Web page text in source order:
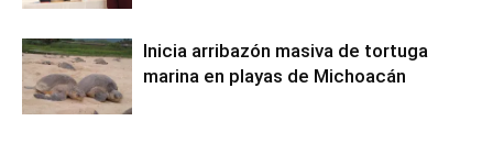
Inicia arribazón masiva de tortuga
marina en playas de Michoacán